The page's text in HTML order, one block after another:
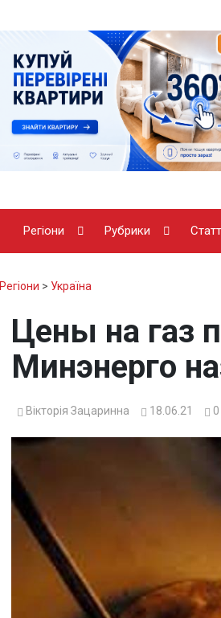
Регіони Рубрики
Регіони > Україна
Цены на газ
Минэнерго
Вікторія Зацаринна 18.06.21 0